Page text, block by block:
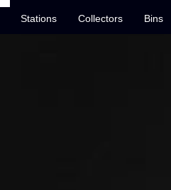
Stations Collectors Bins